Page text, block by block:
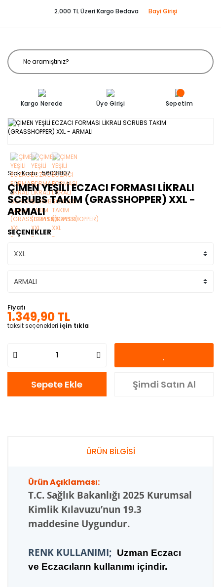
2.000 TL Üzeri Kargo Bedava Bayi Girişi
Kargo Nerede Üye Girişi Sepetim
Stok Kodu 56038107
ÇİMEN YEŞİLİ ECZACI FORMASI LİKRALI
SCRUBS TAKIM (GRASSHOPPER) XXL -
ARMALI
SEÇENEKLER
Fiyatı
1.349,90 TL
taksit seçenekleri için tıkla
Sepete Ekle Şimdi Satın Al
ÜRÜN BİLGİSİ
Ürün Açıklaması:
T.C. Sağlık Bakanlığı 2025 Kurumsal
Kimlik Kılavuzu’nun 19.3
maddesine Uygundur.
RENK KULLANIMI; Uzman Eczacı
ve Eczacıların kullanımı içindir.